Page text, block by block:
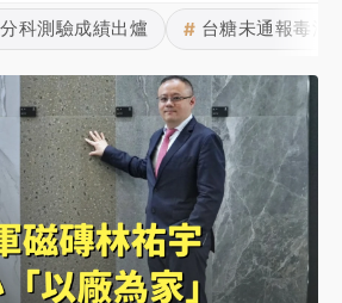
利渡假村！東檢抗告成功 今重開羈
白海豚雨彈轟3天 「紅到發紫」降
濟10億！黃金158kg遭查扣畫面曝光
宿新北打卡趣」！抽獎程序複雜 觀
分科測驗成績出爐 # 台糖未通報毒油